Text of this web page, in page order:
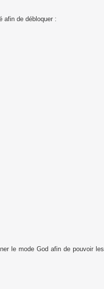
afin de débloquer :
le mode God afin de pouvoir les